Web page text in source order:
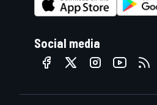
ENDURANCE/GT
Social media